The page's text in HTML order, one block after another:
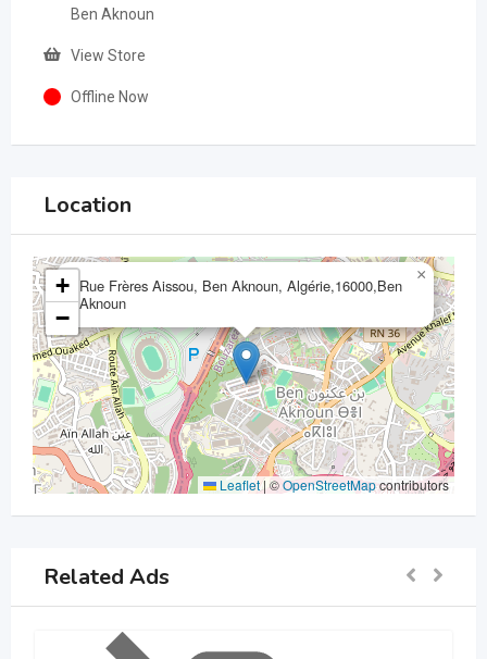
Ben Aknoun
View Store
Offline Now
Location
Rue Frères Aissou, Ben Aknoun, Algérie,16000,Ben
Aknoun
×
+
−
Leaflet|©OpenStreetMapcontributors
Related Ads